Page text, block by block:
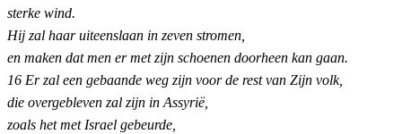
sterke wind.
Hij zal haar uiteenslaan in zeven stromen,
en maken dat men er met zijn schoenen doorheen kan gaan.
16 Er zal een gebaande weg zijn voor de rest van Zijn volk,
die overgebleven zal zijn in Assyrië,
zoals het met Israel gebeurde,